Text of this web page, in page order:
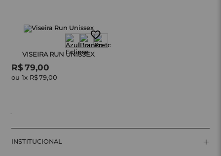
VISEIRA RUN UNISSEX
R$79,00
ou 1x R$79,00
.
INSTITUCIONAL +